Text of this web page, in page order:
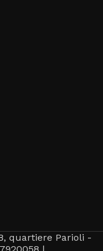
quartiere Parioli -